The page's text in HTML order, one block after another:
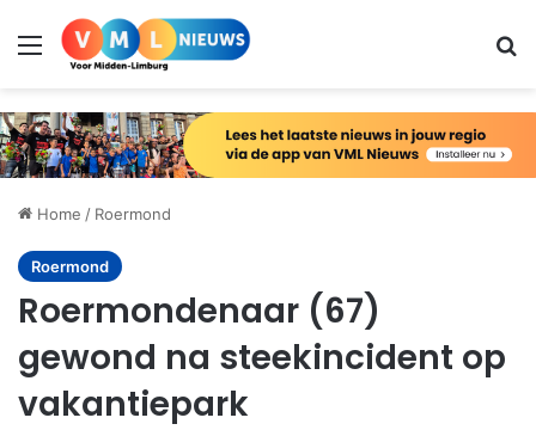
Menu
Home / Roermond
Roermond
Roermondenaar (67)
gewond na steekincident op
vakantiepark